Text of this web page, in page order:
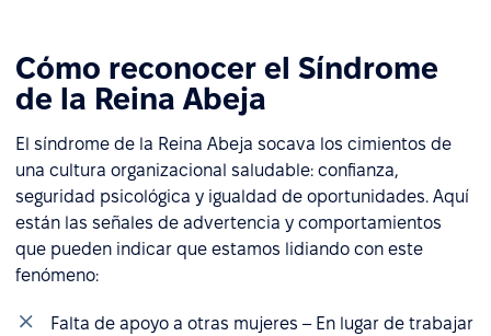
Cómo reconocer el Síndrome
de la Reina Abeja
El síndrome de la Reina Abeja socava los cimientos de
una cultura organizacional saludable: confianza,
seguridad psicológica y igualdad de oportunidades. Aquí
están las señales de advertencia y comportamientos
que pueden indicar que estamos lidiando con este
fenómeno:
Falta de apoyo a otras mujeres – En lugar de trabajar